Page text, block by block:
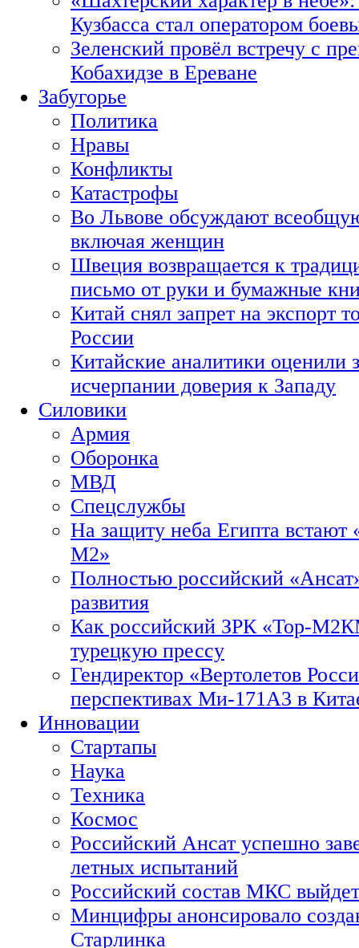
Кузбасса стал оператором
Зеленский провёл встречу с
Кобахидзе в Ереване
Забугорье
Политика
Нравы
Конфликты
Катастрофы
Во Львове обсуждают
включая женщин
Швеция возвращается к
письмо от руки и бумажные
Китай снял запрет на экспорт
России
Китайские аналитики оценили
исчерпании доверия к Западу
Силовики
Армия
Оборонка
МВД
Спецслужбы
На защиту неба Египта встают
М2»
Полностью российский
развития
Как российский ЗРК «Тор-
турецкую прессу
Гендиректор «Вертолетов
перспективах Ми-171А3 в
Инновации
Стартапы
Наука
Техника
Космос
Российский Ансат успешно
летных испытаний
Российский состав МКС
Минцифры анонсировало
Старлинка